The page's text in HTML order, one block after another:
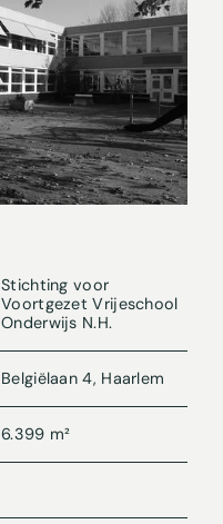
Stichting voor
Voortgezet Vrijeschool
Onderwijs N.H.
Belgiëlaan 4, Haarlem
6.399 m²